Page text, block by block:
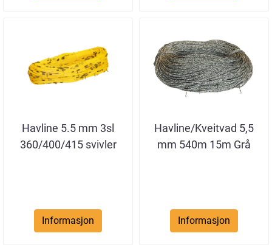
Havline 5.5 mm 3sl
360/400/415 svivler
Informasjon
Havline/Kveitvad 5,5
mm 540m 15m Grå
Informasjon